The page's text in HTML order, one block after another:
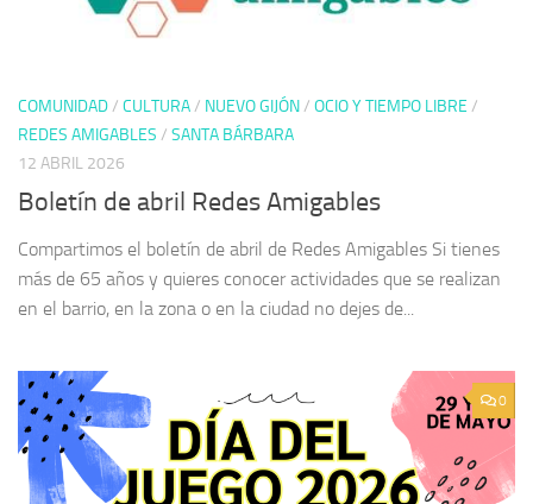
COMUNIDAD/ CULTURA/ NUEVO GIJÓN/ OCIO Y TIEMPO LIBRE /
REDES AMIGABLES / SANTA BÁRBARA
12 ABRIL 2026
Boletín de abril Redes Amigables
Compartimos el boletín de abril de Redes Amigables Si tienes
más de 65 años y quieres conocer actividades que se realizan
en el barrio, en la zona o en la ciudad no dejes de...
0